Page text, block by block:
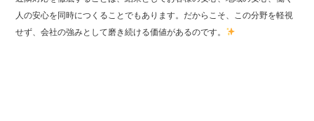
人の安心を同時につくることでもあります。だからこそ、この分野を軽視
せず、会社の強みとして磨き続ける価値があるのです。